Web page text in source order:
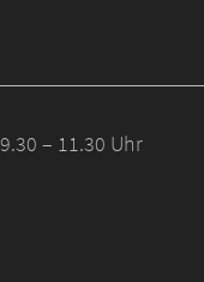
– 11.30 Uhr